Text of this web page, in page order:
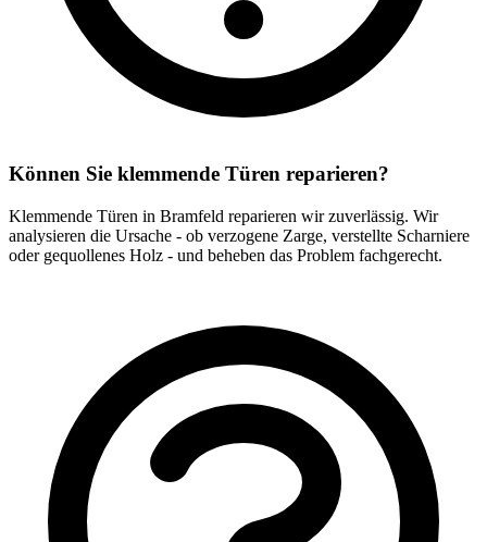
Können Sie klemmende Türen reparieren?
Klemmende Türen in Bramfeld reparieren wir zuverlässig. Wir
analysieren die Ursache - ob verzogene Zarge, verstellte Scharniere
oder gequollenes Holz - und beheben das Problem fachgerecht.